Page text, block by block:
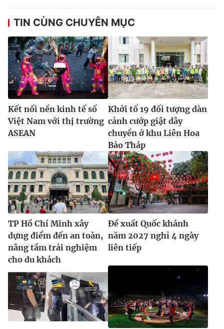
Liên hệ quảng cáo:
024-7300.7108
® Cấm sao chép dưới mọi hình thức nếu không có sự chấp
thuận bằng văn bản. Ghi rõ nguồn VTV.vn khi phát hành lại
thông tin từ website này.
TIN CÙNG CHUYÊN MỤC
Kết nối nền kinh tế số
Việt Nam với thị trường
ASEAN
Khởi tố 19 đối tượng dàn
cảnh cướp giật dây
chuyền ở khu Liên Hoa
Bảo Tháp
TP Hồ Chí Minh xây
dựng điểm đến an toàn,
nâng tầm trải nghiệm
cho du khách
Đề xuất Quốc khánh
năm 2027 nghỉ 4 ngày
liên tiếp